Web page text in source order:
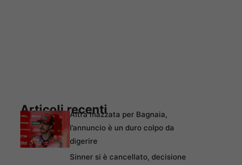
Articoli recentiAltra mazzata per Bagnaia,
l’annuncio è un duro colpo da
digerire
Sinner si è cancellato, decisione